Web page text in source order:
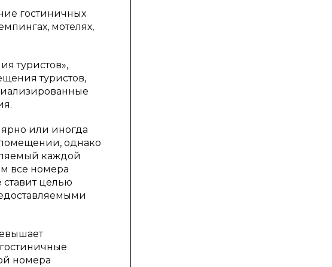
гостиничных
мотелях,
туристов»,
туристов,
или иногда
однако
каждой
все номера
целью
номера